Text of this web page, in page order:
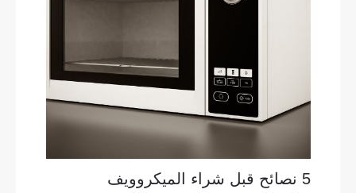
5 نصائح قبل شراء الميكروويف